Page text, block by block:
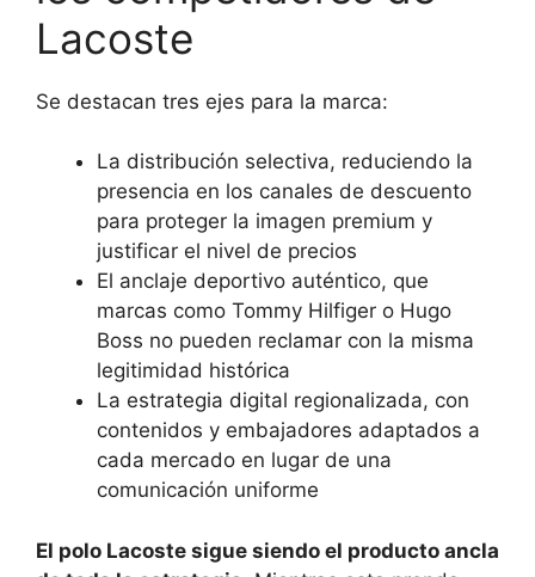
Lacoste
Se destacan tres ejes para la marca:
La distribución selectiva, reduciendo la
presencia en los canales de descuento
para proteger la imagen premium y
justificar el nivel de precios
El anclaje deportivo auténtico, que
marcas como Tommy Hilfiger o Hugo
Boss no pueden reclamar con la misma
legitimidad histórica
La estrategia digital regionalizada, con
contenidos y embajadores adaptados a
cada mercado en lugar de una
comunicación uniforme
El polo Lacoste sigue siendo el producto ancla